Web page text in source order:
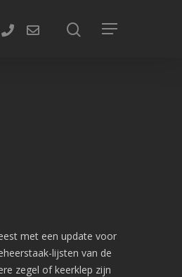
met een update voor
lijsten van de
zegel of keerklep zijn